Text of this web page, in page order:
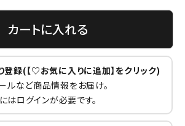
カートに入れる
登録(【♡お気に入りに追加】をクリック)
ルなど商品情報をお届け。
はログインが必要です。